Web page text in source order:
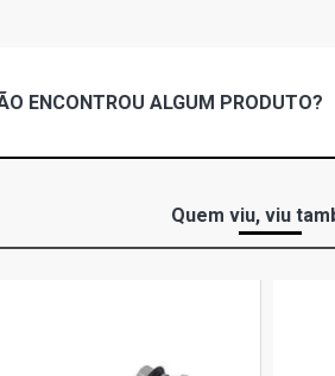
ENCONTROU ALGUM PRODUTO?
Quem viu, viu